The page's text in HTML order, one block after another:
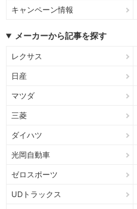
キャンペーン情報
メーカーから記事を探す
レクサス
日産
マツダ
三菱
ダイハツ
光岡自動車
ゼロスポーツ
UDトラックス